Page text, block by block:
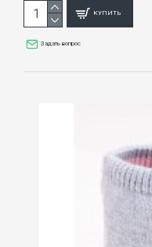
КУПИТЬ
Задать вопрос